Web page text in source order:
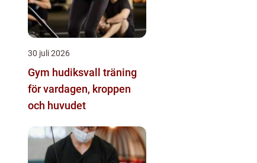
30 juli 2026
Gym hudiksvall träning
för vardagen, kroppen
och huvudet